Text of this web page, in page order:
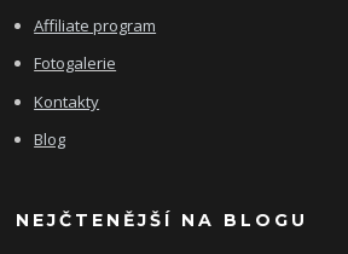
Affiliate program
Fotogalerie
Kontakty
Blog
NEJČTENĚJŠÍ NA BLOGU